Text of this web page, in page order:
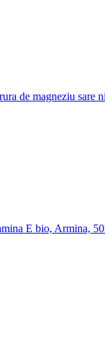
de magneziu sare
E bio, Armina,